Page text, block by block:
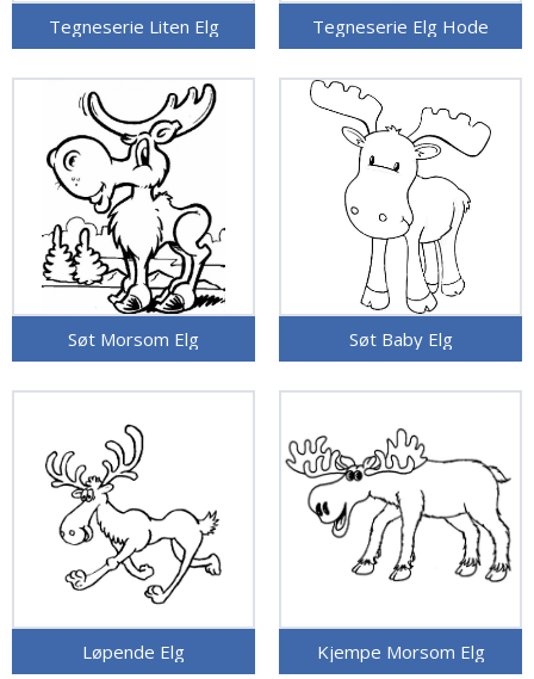
Tegneserie Liten Elg Tegneserie Elg Hode
Søt Morsom Elg Søt Baby Elg
Løpende Elg Kjempe Morsom Elg